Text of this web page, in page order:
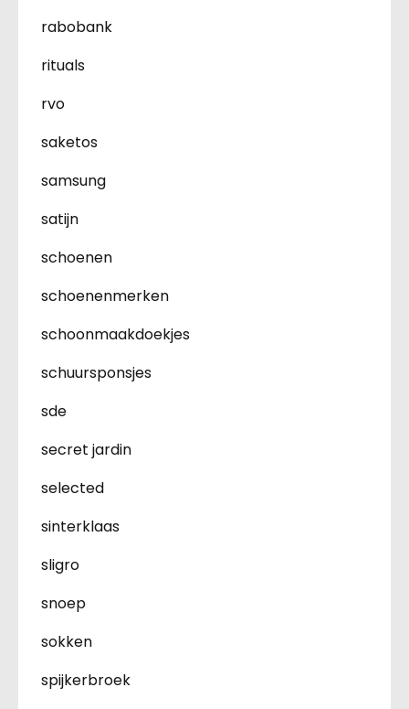
rabobank
rituals
rvo
saketos
samsung
satijn
schoenen
schoenenmerken
schoonmaakdoekjes
schuursponsjes
sde
secret jardin
selected
sinterklaas
sligro
snoep
sokken
spijkerbroek